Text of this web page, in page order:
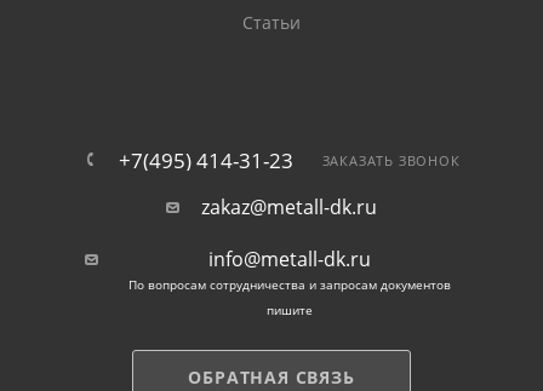
Статьи
+7(495) 414-31-23 ЗАКАЗАТЬ ЗВОНОК
zakaz@metall-dk.ru
info@metall-dk.ru
По вопросам сотрудничества и запросам документов
пишите
ОБРАТНАЯ СВЯЗЬ